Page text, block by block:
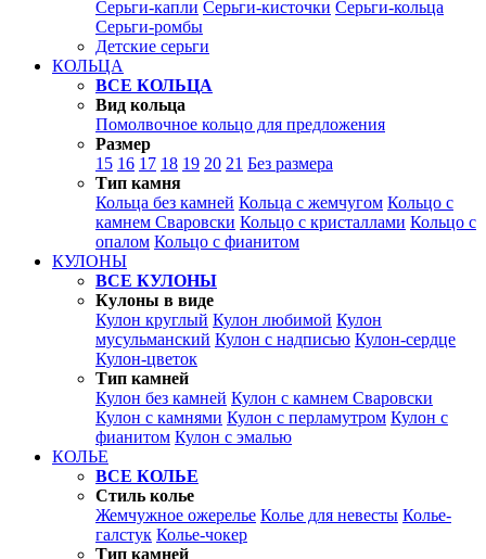
Серьги-капли Серьги-кисточки Серьги-кольца
Серьги-ромбы
Детские серьги
КОЛЬЦА
ВСЕ КОЛЬЦА
Вид кольца
Помолвочное кольцо для предложения
Размер
15 16 17 18 19 20 21 Без размера
Тип камня
Кольца без камней Кольца с жемчугом Кольцо с
камнем Сваровски Кольцо с кристаллами Кольцо с
опалом Кольцо с фианитом
КУЛОНЫ
ВСЕ КУЛОНЫ
Кулоны в виде
Кулон круглый Кулон любимой Кулон
мусульманский Кулон с надписью Кулон-сердце
Кулон-цветок
Тип камней
Кулон без камней Кулон с камнем Сваровски
Кулон с камнями Кулон с перламутром Кулон с
фианитом Кулон с эмалью
КОЛЬЕ
ВСЕ КОЛЬЕ
Стиль колье
Жемчужное ожерелье Колье для невесты Колье-
галстук Колье-чокер
Тип камней